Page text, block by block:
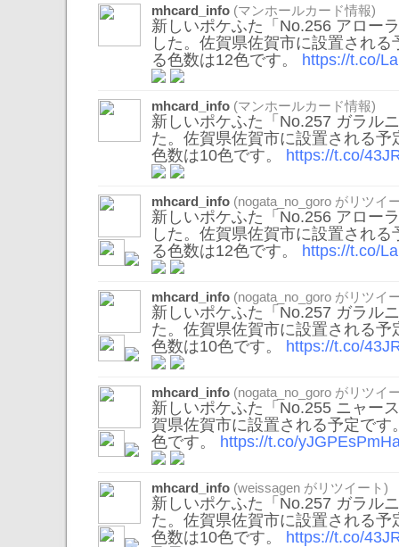
mhcard_info (マンホールカード情報)
新しいポケふた「No.256 アロー
した。佐賀県佐賀市に設置され
る色数は12色です。 https://t.co/
mhcard_info (マンホールカード情報)
新しいポケふた「No.257 ガラル
た。佐賀県佐賀市に設置される
色数は10色です。 https://t.co/
mhcard_info (nogata_no_goro がリツイ
新しいポケふた「No.256 アロー
した。佐賀県佐賀市に設置され
る色数は12色です。 https://t.co/
mhcard_info (nogata_no_goro がリツイ
新しいポケふた「No.257 ガラル
た。佐賀県佐賀市に設置される
色数は10色です。 https://t.co/
mhcard_info (nogata_no_goro がリツイ
新しいポケふた「No.255 ニャー
賀県佐賀市に設置される予定で
色です。 https://t.co/
mhcard_info (weissagen がリツイート)
新しいポケふた「No.257 ガラル
た。佐賀県佐賀市に設置される
色数は10色です。 https://t.co/